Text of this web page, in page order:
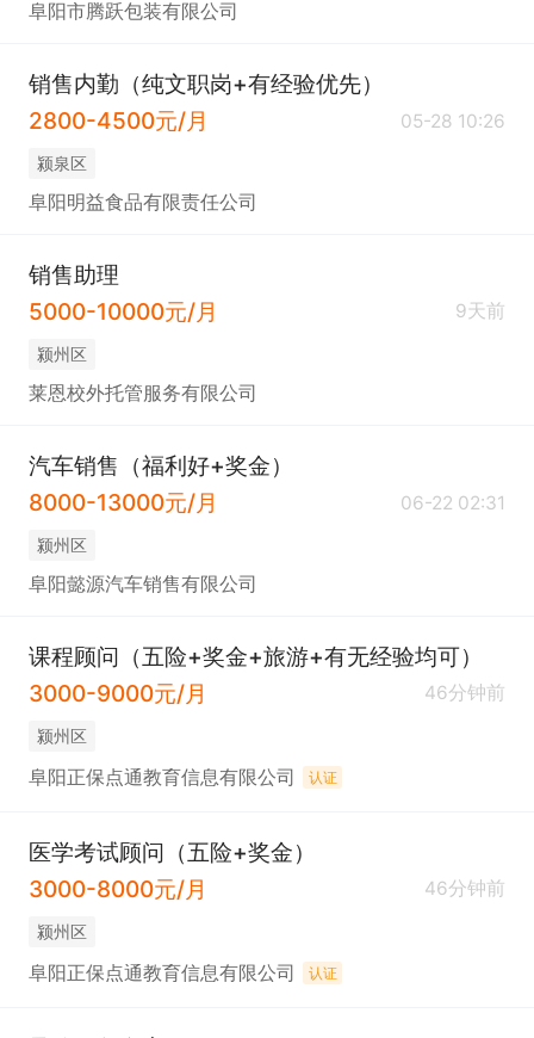
阜阳市腾跃包装有限公司
销售内勤（纯文职岗+有经验优先）
2800-4500元/月
05-28 10:26
颍泉区
阜阳明益食品有限责任公司
销售助理
5000-10000元/月
9天前
颍州区
莱恩校外托管服务有限公司
汽车销售（福利好+奖金）
8000-13000元/月
06-22 02:31
颍州区
阜阳懿源汽车销售有限公司
课程顾问（五险+奖金+旅游+有无经验均可）
3000-9000元/月
46分钟前
颍州区
阜阳正保点通教育信息有限公司 认证
医学考试顾问（五险+奖金）
3000-8000元/月
46分钟前
颍州区
阜阳正保点通教育信息有限公司 认证